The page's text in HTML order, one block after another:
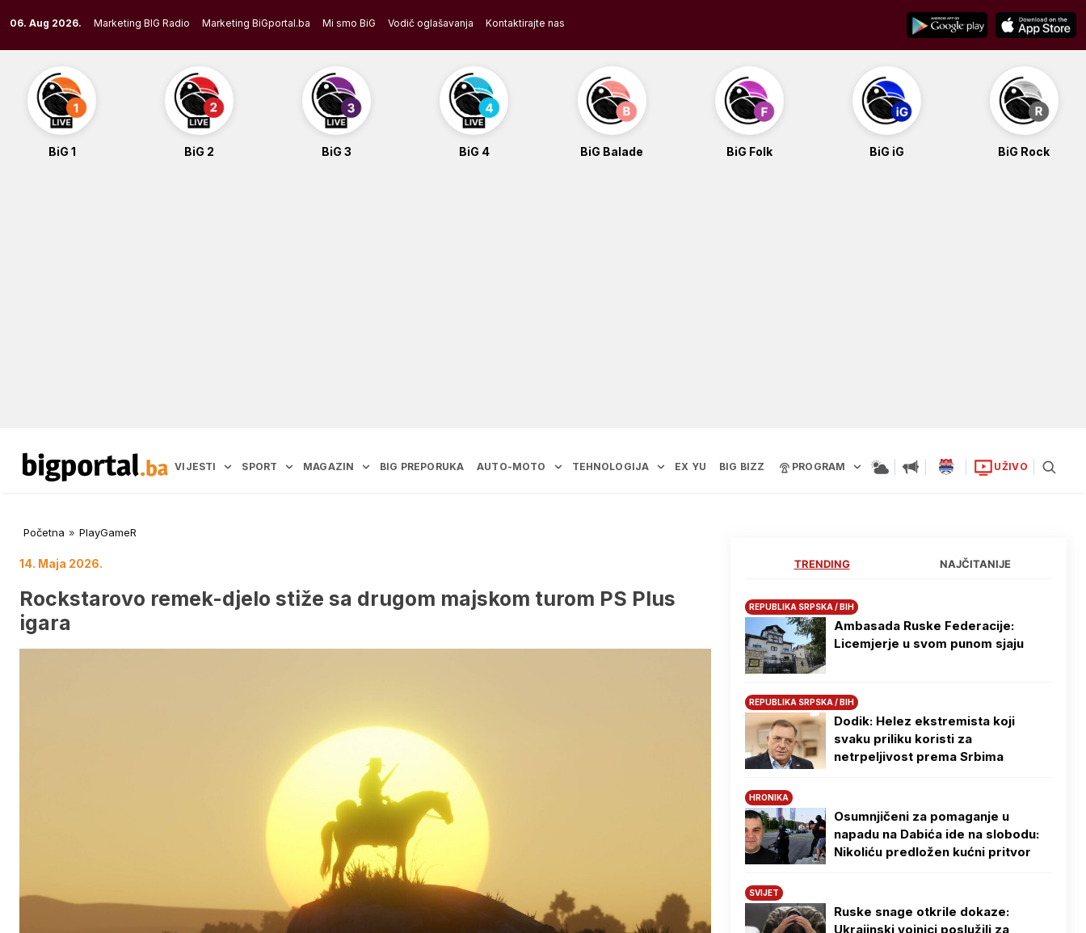
to
content
06. Aug 2026. Marketing BIG Radio Marketing BiGportal.ba Mi smo BiG Vodič oglašavanja Kontaktirajte nas
BiG 1 BiG 2 BiG 3 BiG 4 BiG Balade BiG Folk BiG iG BiG Rock
VIJESTI SPORT MAGAZIN BIG PREPORUKA AUTO-MOTO TEHNOLOGIJA EX YU BIG BIZZ PROGRAM UŽIVO
Početna » PlayGameR
14. Maja 2026.
Rockstarovo remek-djelo stiže sa drugom majskom turom PS Plus
igara
TRENDING NAJČITANIJE
REPUBLIKA SRPSKA / BIH
Ambasada Ruske Federacije:
Licemjerje u svom punom sjaju
REPUBLIKA SRPSKA / BIH
Dodik: Helez ekstremista koji
svaku priliku koristi za
netrpeljivost prema Srbima
HRONIKA
Osumnjičeni za pomaganje u
napadu na Dabića ide na slobodu:
Nikoliću predložen kućni pritvor
SVIJET
Ruske snage otkrile dokaze:
Ukrajinski vojnici poslužili za